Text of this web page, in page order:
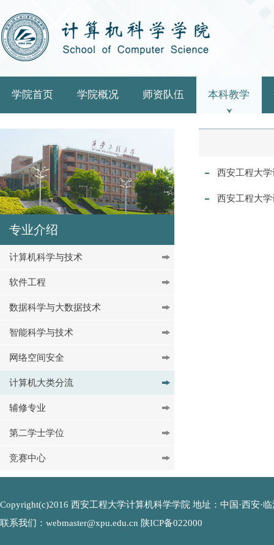
学院首页 学院概况 师资队伍 本科教学
专业介绍
计算机科学与技术
软件工程
数据科学与大数据技术
智能科学与技术
网络空间安全
计算机大类分流
辅修专业
第二学士学位
竞赛中心
西安工程大
西安工程大
Copyright(c)2016 西安工程大学计算机科学学院 地址：中国·西安·
联系我们：webmaster@xpu.edu.cn 陕ICP备022000